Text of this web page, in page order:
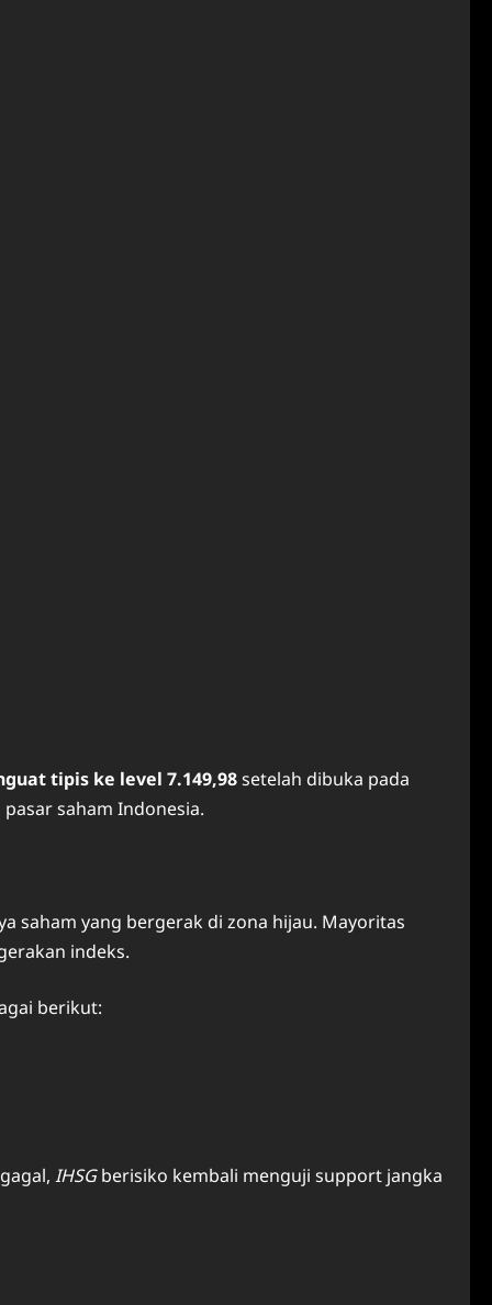
tipis ke level 7.149,98setelah dibuka pada
saham Indonesia.
saham yang bergerak di zona hijau. Mayoritas
indeks.
berikut:
IHSGberisiko kembali menguji support jangka